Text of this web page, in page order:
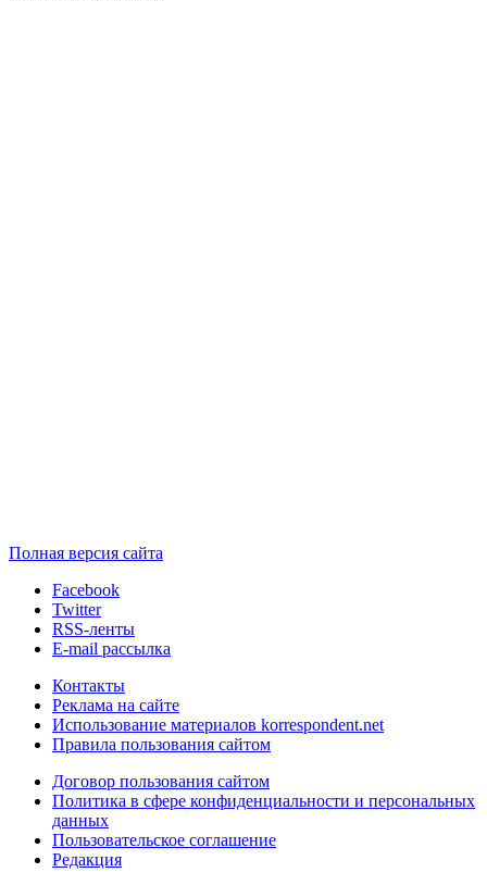
Полная версия сайта
Facebook
Twitter
RSS-ленты
E-mail рассылка
Контакты
Реклама на сайте
Использование материалов korrespondent.net
Правила пользования сайтом
Договор пользования сайтом
Политика в сфере конфиденциальности и персональных
данных
Пользовательское соглашение
Редакция